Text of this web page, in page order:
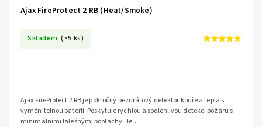
Ajax FireProtect 2 RB (Heat/Smoke)
Skladem (>5 ks)
Ajax FireProtect 2 RB je pokročilý bezdrátový detektor kouře a tepla s
vyměnitelnou baterií. Poskytuje rychlou a spolehlivou detekci požáru s
minimálními falešnými poplachy. Je...